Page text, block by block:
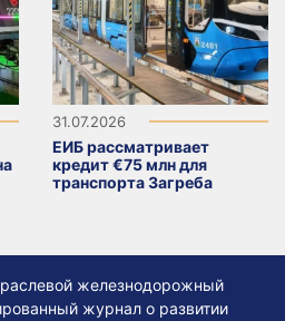
31.07.2026
ЕИБ рассматривает
кредит €75 млн для
транспорта Загреба
железнодорожный
журнал о развитии